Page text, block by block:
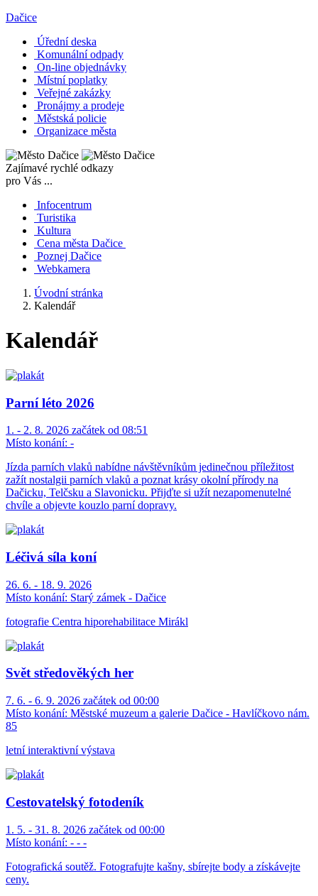
Dačice
Úřední deska
Komunální odpady
On-line objednávky
Místní poplatky
Veřejné zakázky
Pronájmy a prodeje
Městská policie
Organizace města
Zajímavé rychlé odkazy
pro Vás ...
Infocentrum
Turistika
Kultura
Cena města Dačice
Poznej Dačice
Webkamera
Úvodní stránka
Kalendář
Kalendář
Parní léto 2026
1. - 2. 8. 2026 začátek od 08:51
Místo konání: -
Jízda parních vlaků nabídne návštěvníkům jedinečnou příležitost
zažít nostalgii parních vlaků a poznat krásy okolní přírody na
Dačicku, Telčsku a Slavonicku. Přijďte si užít nezapomenutelné
chvíle a objevte kouzlo parní dopravy.
Léčivá síla koní
26. 6. - 18. 9. 2026
Místo konání: Starý zámek - Dačice
fotografie Centra hiporehabilitace Mirákl
Svět středověkých her
7. 6. - 6. 9. 2026 začátek od 00:00
Místo konání: Městské muzeum a galerie Dačice - Havlíčkovo nám.
85
letní interaktivní výstava
Cestovatelský fotodeník
1. 5. - 31. 8. 2026 začátek od 00:00
Místo konání: - - -
Fotografická soutěž. Fotografujte kašny, sbírejte body a získávejte
ceny.